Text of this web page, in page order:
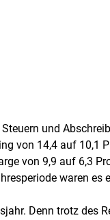
und
von 14,4 auf 10,1
von 9,9 auf 6,3
waren es
Denn trotz des